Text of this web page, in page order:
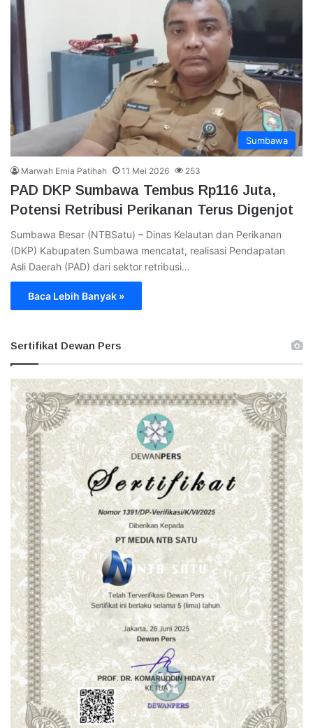
Sumbawa
Marwah Ernia Patihah 11 Mei 2026 253
PAD DKP Sumbawa Tembus Rp116 Juta,
Potensi Retribusi Perikanan Terus Digenjot
Sumbawa Besar (NTBSatu) – Dinas Kelautan dan Perikanan
(DKP) Kabupaten Sumbawa mencatat, realisasi Pendapatan
Asli Daerah (PAD) dari sektor retribusi…
Baca Lebih Banyak »
Sertifikat Dewan Pers